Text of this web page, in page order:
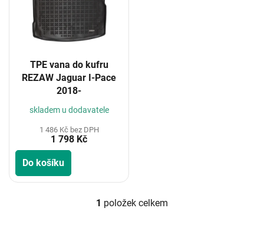
TPE vana do kufru
REZAW Jaguar I-Pace
2018-
skladem u dodavatele
1 486 Kč bez DPH
1 798 Kč
Do košíku
O
1 položek celkem